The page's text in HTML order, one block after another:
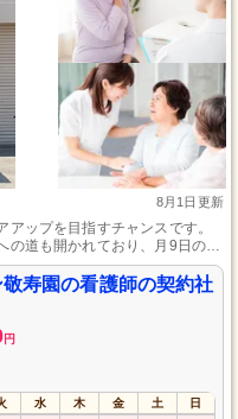
8月1日更新
ップを目指すチャンスです。
の道も開かれており、月9日の休
います。仕事とプライベートの
活を支える仕事に就けます。さ
か？
寿園の看護師の契約社
円
水 木 金 土 日